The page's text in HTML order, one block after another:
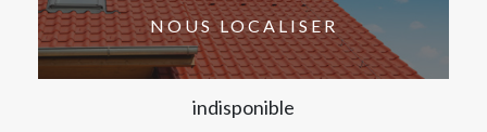
NOUS LOCALISER
indisponible